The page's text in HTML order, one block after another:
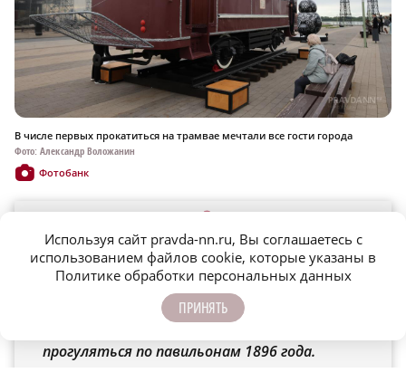
В числе первых прокатиться на трамвае мечтали все гости города
Фото: Александр Воложанин
Фотобанк
Экспозиция оснащена интерактивными
панелями и планшетами – с их помощью
прогуляться по павильонам 1896 года.
Используя сайт pravda-nn.ru, Вы соглашаетесь с
использованием файлов cookie, которые указаны в
Политике обработки персональных данных
ПРИНЯТЬ